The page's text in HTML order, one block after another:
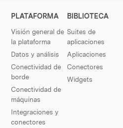
PLATAFORMA
Visión general de
la plataforma
Datos y análisis
Conectividad de
borde
Conectividad de
máquinas
Integraciones y
conectores
BIBLIOTECA
Suites de
aplicaciones
Aplicaciones
Conectores
Widgets